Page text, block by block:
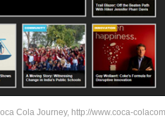
Cola Journey, http://www.coca-